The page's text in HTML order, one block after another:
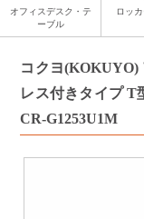
オフィスデスク・テ
ーブル
ロッ
コクヨ(KOKUYO)
レス付きタイプ T
CR-G1253U1M